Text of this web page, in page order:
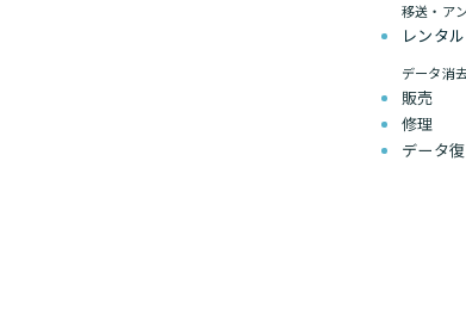
移送・ア
レンタル
データ消
販売
修理
データ